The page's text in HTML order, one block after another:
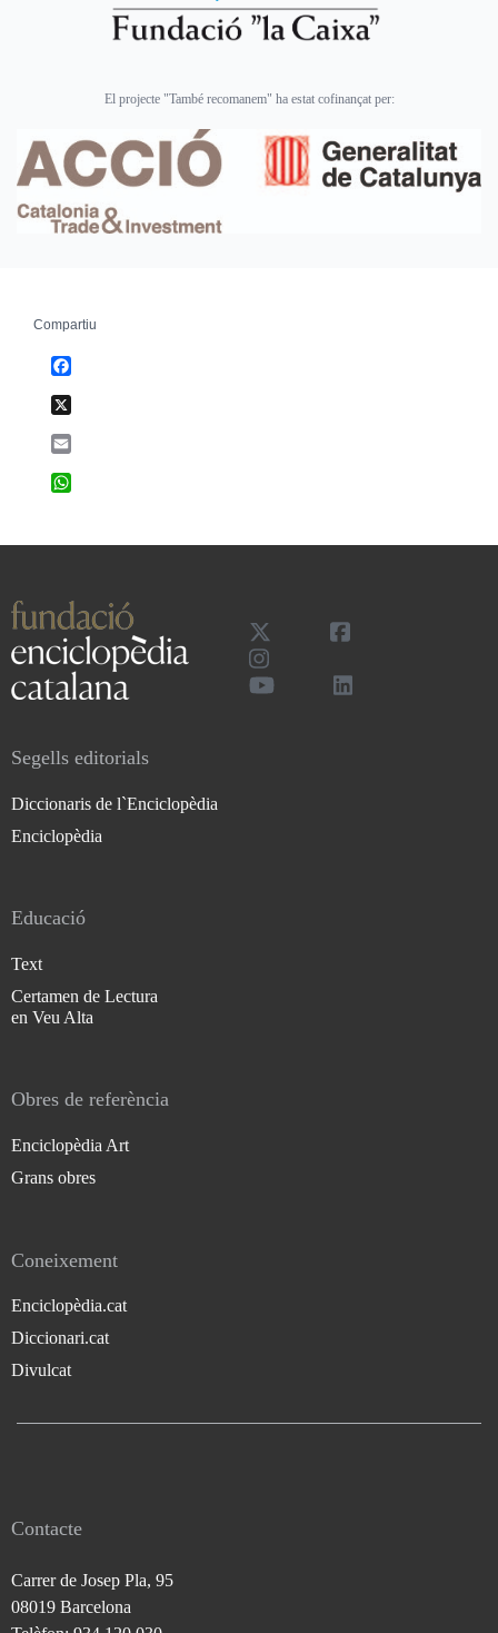
El projecte "També recomanem" ha estat cofinançat per:
Compartiu
Segells editorials
Diccionaris de l`Enciclopèdia
Enciclopèdia
Educació
Text
Certamen de Lectura
en Veu Alta
Obres de referència
Enciclopèdia Art
Grans obres
Coneixement
Enciclopèdia.cat
Diccionari.cat
Divulcat
Contacte
Carrer de Josep Pla, 95
08019 Barcelona